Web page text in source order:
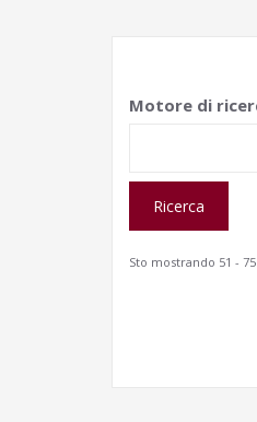
Motore di
Sto mostrando 51 - 75